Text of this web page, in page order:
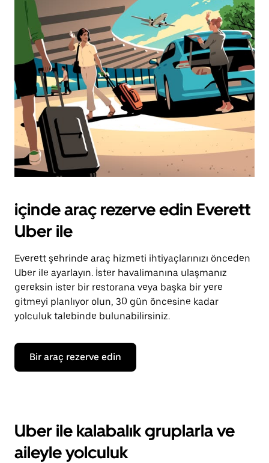
içinde araç rezerve edin Everett
Uber ile
Everett şehrinde araç hizmeti ihtiyaçlarınızı önceden
Uber ile ayarlayın. İster havalimanına ulaşmanız
gereksin ister bir restorana veya başka bir yere
gitmeyi planlıyor olun, 30 gün öncesine kadar
yolculuk talebinde bulunabilirsiniz.
Bir araç rezerve edin
Uber ile kalabalık gruplarla ve
aileyle yolculuk